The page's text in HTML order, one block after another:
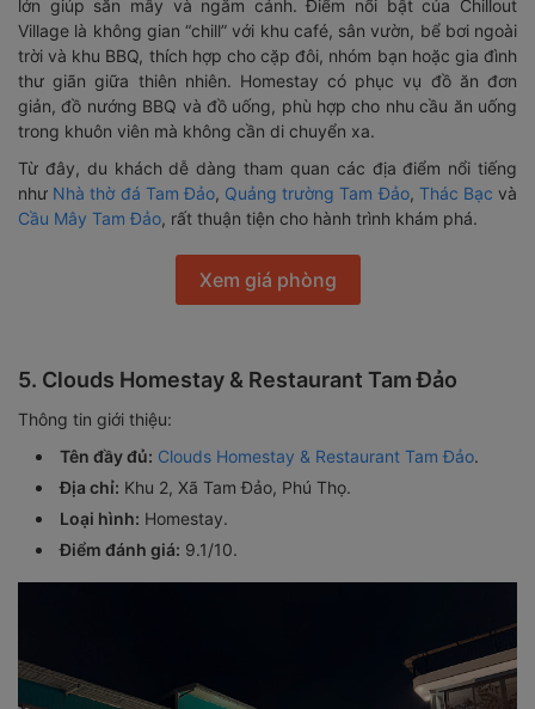
lớn giúp săn mây và ngắm cảnh. Điểm nổi bật của Chillout
Village là không gian “chill” với khu café, sân vườn, bể bơi ngoài
trời và khu BBQ, thích hợp cho cặp đôi, nhóm bạn hoặc gia đình
thư giãn giữa thiên nhiên. Homestay có phục vụ đồ ăn đơn
giản, đồ nướng BBQ và đồ uống, phù hợp cho nhu cầu ăn uống
trong khuôn viên mà không cần di chuyển xa.
Từ đây, du khách dễ dàng tham quan các địa điểm nổi tiếng
như Nhà thờ đá Tam Đảo, Quảng trường Tam Đảo, Thác Bạc và
Cầu Mây Tam Đảo, rất thuận tiện cho hành trình khám phá.
Xem giá phòng
5. Clouds Homestay & Restaurant Tam Đảo
Thông tin giới thiệu:
Tên đầy đủ: Clouds Homestay & Restaurant Tam Đảo.
Địa chỉ: Khu 2, Xã Tam Đảo, Phú Thọ.
Loại hình: Homestay.
Điểm đánh giá: 9.1/10.